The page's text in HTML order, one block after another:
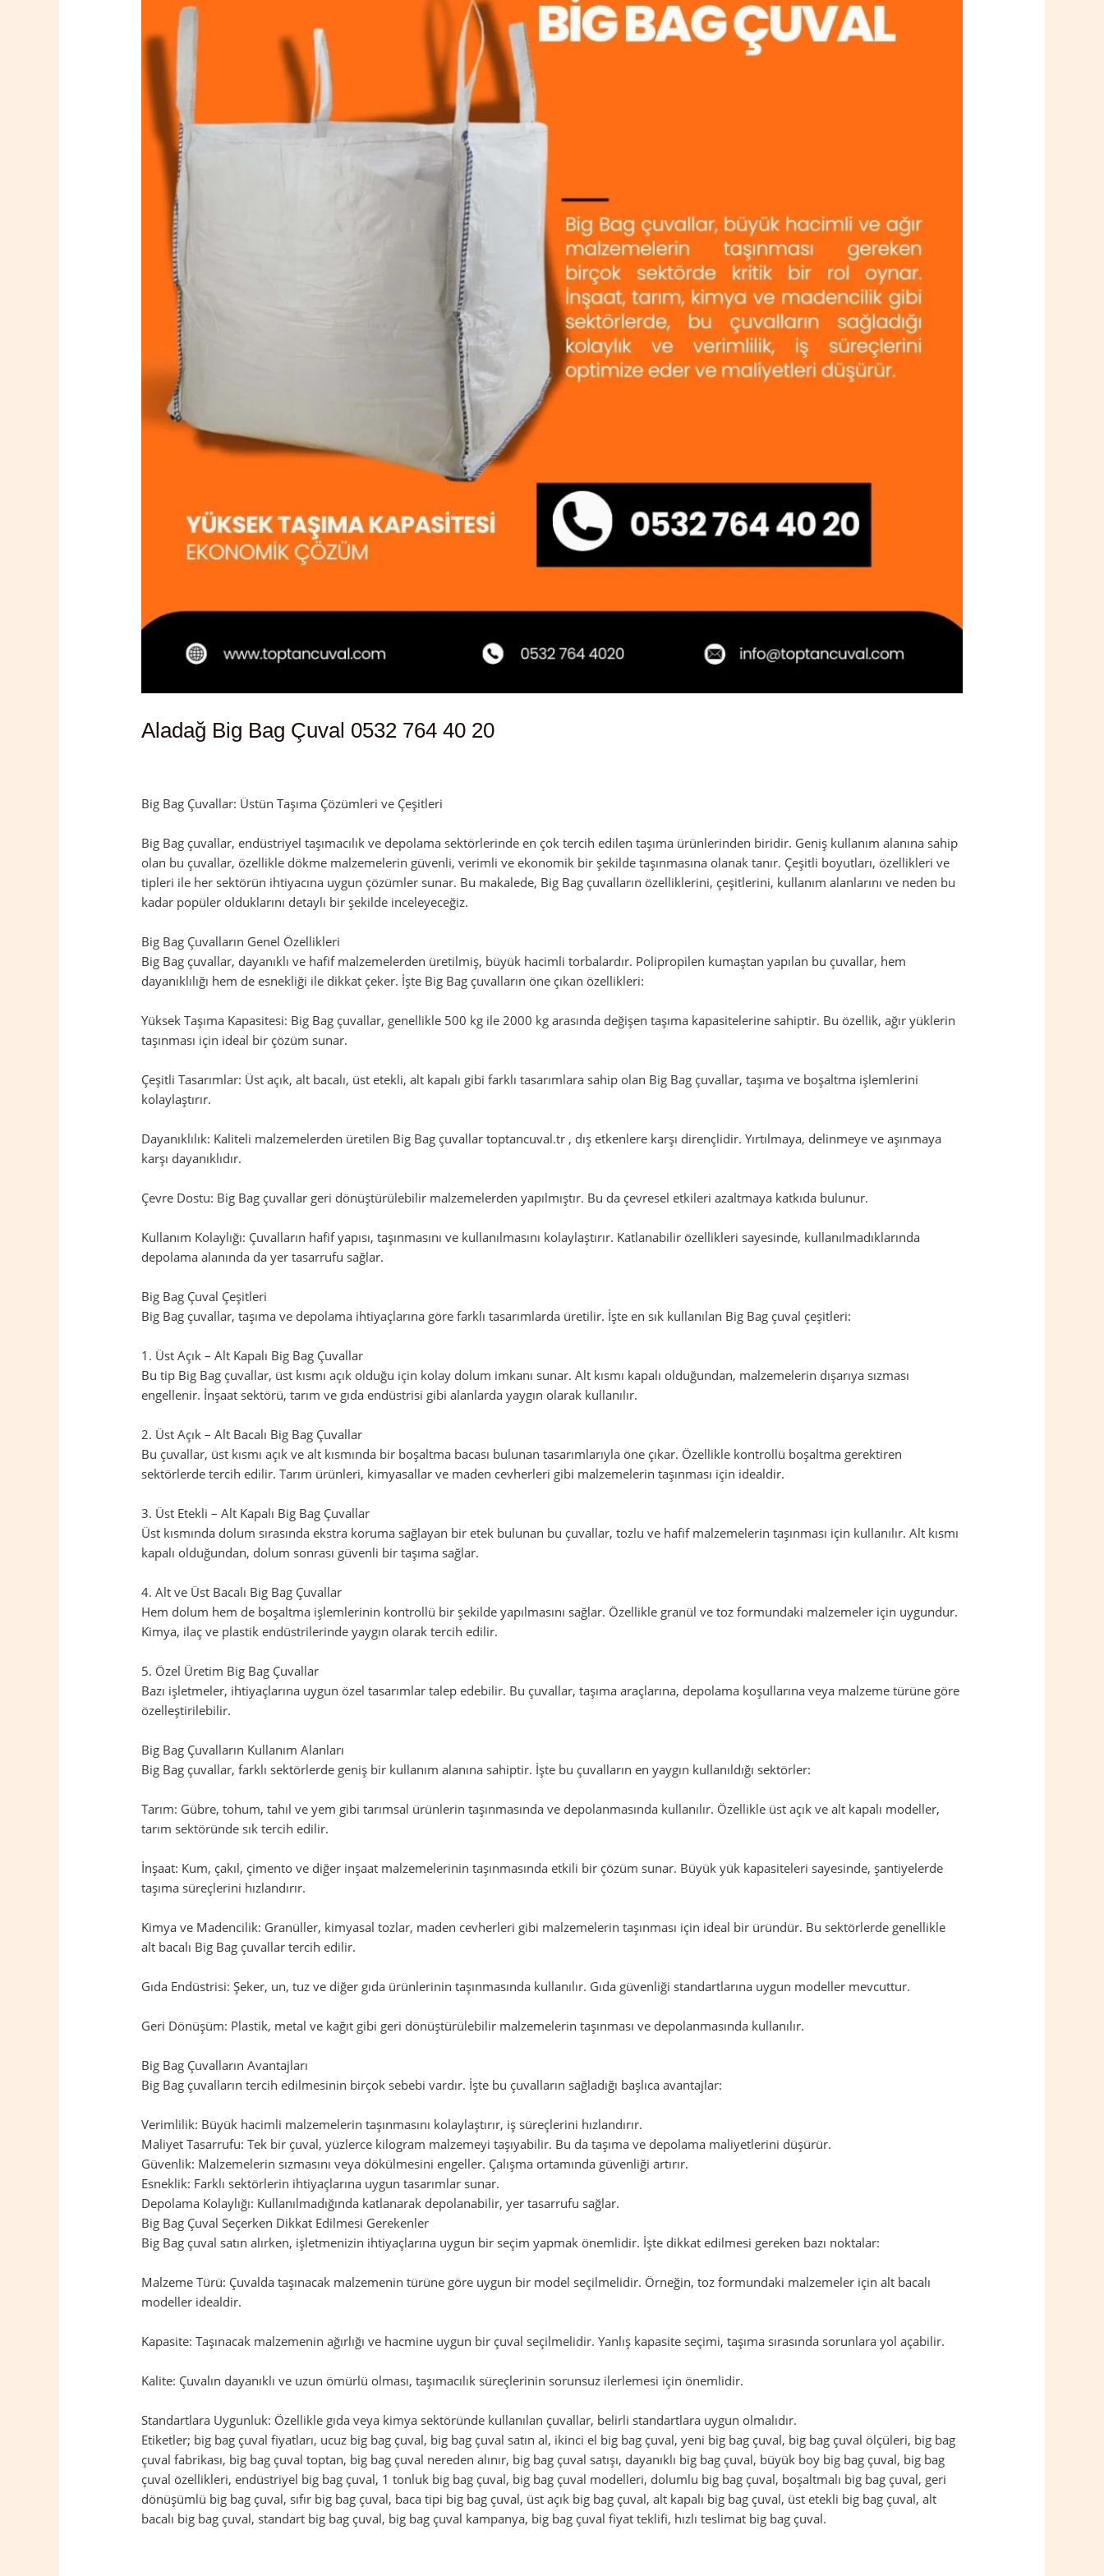
Aladağ Big Bag Çuval 0532 764 40 20
Big Bag Çuvallar: Üstün Taşıma Çözümleri ve Çeşitleri
Big Bag çuvallar, endüstriyel taşımacılık ve depolama sektörlerinde en çok tercih edilen taşıma ürünlerinden biridir. Geniş kullanım alanına sahip
olan bu çuvallar, özellikle dökme malzemelerin güvenli, verimli ve ekonomik bir şekilde taşınmasına olanak tanır. Çeşitli boyutları, özellikleri ve
tipleri ile her sektörün ihtiyacına uygun çözümler sunar. Bu makalede, Big Bag çuvalların özelliklerini, çeşitlerini, kullanım alanlarını ve neden bu
kadar popüler olduklarını detaylı bir şekilde inceleyeceğiz.
Big Bag Çuvalların Genel Özellikleri
Big Bag çuvallar, dayanıklı ve hafif malzemelerden üretilmiş, büyük hacimli torbalardır. Polipropilen kumaştan yapılan bu çuvallar, hem
dayanıklılığı hem de esnekliği ile dikkat çeker. İşte Big Bag çuvalların öne çıkan özellikleri:
Yüksek Taşıma Kapasitesi: Big Bag çuvallar, genellikle 500 kg ile 2000 kg arasında değişen taşıma kapasitelerine sahiptir. Bu özellik, ağır yüklerin
taşınması için ideal bir çözüm sunar.
Çeşitli Tasarımlar: Üst açık, alt bacalı, üst etekli, alt kapalı gibi farklı tasarımlara sahip olan Big Bag çuvallar, taşıma ve boşaltma işlemlerini
kolaylaştırır.
Dayanıklılık: Kaliteli malzemelerden üretilen Big Bag çuvallar toptancuval.tr , dış etkenlere karşı dirençlidir. Yırtılmaya, delinmeye ve aşınmaya
karşı dayanıklıdır.
Çevre Dostu: Big Bag çuvallar geri dönüştürülebilir malzemelerden yapılmıştır. Bu da çevresel etkileri azaltmaya katkıda bulunur.
Kullanım Kolaylığı: Çuvalların hafif yapısı, taşınmasını ve kullanılmasını kolaylaştırır. Katlanabilir özellikleri sayesinde, kullanılmadıklarında
depolama alanında da yer tasarrufu sağlar.
Big Bag Çuval Çeşitleri
Big Bag çuvallar, taşıma ve depolama ihtiyaçlarına göre farklı tasarımlarda üretilir. İşte en sık kullanılan Big Bag çuval çeşitleri:
1. Üst Açık – Alt Kapalı Big Bag Çuvallar
Bu tip Big Bag çuvallar, üst kısmı açık olduğu için kolay dolum imkanı sunar. Alt kısmı kapalı olduğundan, malzemelerin dışarıya sızması
engellenir. İnşaat sektörü, tarım ve gıda endüstrisi gibi alanlarda yaygın olarak kullanılır.
2. Üst Açık – Alt Bacalı Big Bag Çuvallar
Bu çuvallar, üst kısmı açık ve alt kısmında bir boşaltma bacası bulunan tasarımlarıyla öne çıkar. Özellikle kontrollü boşaltma gerektiren
sektörlerde tercih edilir. Tarım ürünleri, kimyasallar ve maden cevherleri gibi malzemelerin taşınması için idealdir.
3. Üst Etekli – Alt Kapalı Big Bag Çuvallar
Üst kısmında dolum sırasında ekstra koruma sağlayan bir etek bulunan bu çuvallar, tozlu ve hafif malzemelerin taşınması için kullanılır. Alt kısmı
kapalı olduğundan, dolum sonrası güvenli bir taşıma sağlar.
4. Alt ve Üst Bacalı Big Bag Çuvallar
Hem dolum hem de boşaltma işlemlerinin kontrollü bir şekilde yapılmasını sağlar. Özellikle granül ve toz formundaki malzemeler için uygundur.
Kimya, ilaç ve plastik endüstrilerinde yaygın olarak tercih edilir.
5. Özel Üretim Big Bag Çuvallar
Bazı işletmeler, ihtiyaçlarına uygun özel tasarımlar talep edebilir. Bu çuvallar, taşıma araçlarına, depolama koşullarına veya malzeme türüne göre
özelleştirilebilir.
Big Bag Çuvalların Kullanım Alanları
Big Bag çuvallar, farklı sektörlerde geniş bir kullanım alanına sahiptir. İşte bu çuvalların en yaygın kullanıldığı sektörler:
Tarım: Gübre, tohum, tahıl ve yem gibi tarımsal ürünlerin taşınmasında ve depolanmasında kullanılır. Özellikle üst açık ve alt kapalı modeller,
tarım sektöründe sık tercih edilir.
İnşaat: Kum, çakıl, çimento ve diğer inşaat malzemelerinin taşınmasında etkili bir çözüm sunar. Büyük yük kapasiteleri sayesinde, şantiyelerde
taşıma süreçlerini hızlandırır.
Kimya ve Madencilik: Granüller, kimyasal tozlar, maden cevherleri gibi malzemelerin taşınması için ideal bir üründür. Bu sektörlerde genellikle
alt bacalı Big Bag çuvallar tercih edilir.
Gıda Endüstrisi: Şeker, un, tuz ve diğer gıda ürünlerinin taşınmasında kullanılır. Gıda güvenliği standartlarına uygun modeller mevcuttur.
Geri Dönüşüm: Plastik, metal ve kağıt gibi geri dönüştürülebilir malzemelerin taşınması ve depolanmasında kullanılır.
Big Bag Çuvalların Avantajları
Big Bag çuvalların tercih edilmesinin birçok sebebi vardır. İşte bu çuvalların sağladığı başlıca avantajlar:
Verimlilik: Büyük hacimli malzemelerin taşınmasını kolaylaştırır, iş süreçlerini hızlandırır.
Maliyet Tasarrufu: Tek bir çuval, yüzlerce kilogram malzemeyi taşıyabilir. Bu da taşıma ve depolama maliyetlerini düşürür.
Güvenlik: Malzemelerin sızmasını veya dökülmesini engeller. Çalışma ortamında güvenliği artırır.
Esneklik: Farklı sektörlerin ihtiyaçlarına uygun tasarımlar sunar.
Depolama Kolaylığı: Kullanılmadığında katlanarak depolanabilir, yer tasarrufu sağlar.
Big Bag Çuval Seçerken Dikkat Edilmesi Gerekenler
Big Bag çuval satın alırken, işletmenizin ihtiyaçlarına uygun bir seçim yapmak önemlidir. İşte dikkat edilmesi gereken bazı noktalar:
Malzeme Türü: Çuvalda taşınacak malzemenin türüne göre uygun bir model seçilmelidir. Örneğin, toz formundaki malzemeler için alt bacalı
modeller idealdir.
Kapasite: Taşınacak malzemenin ağırlığı ve hacmine uygun bir çuval seçilmelidir. Yanlış kapasite seçimi, taşıma sırasında sorunlara yol açabilir.
Kalite: Çuvalın dayanıklı ve uzun ömürlü olması, taşımacılık süreçlerinin sorunsuz ilerlemesi için önemlidir.
Standartlara Uygunluk: Özellikle gıda veya kimya sektöründe kullanılan çuvallar, belirli standartlara uygun olmalıdır.
Etiketler; big bag çuval fiyatları, ucuz big bag çuval, big bag çuval satın al, ikinci el big bag çuval, yeni big bag çuval, big bag çuval ölçüleri, big bag
çuval fabrikası, big bag çuval toptan, big bag çuval nereden alınır, big bag çuval satışı, dayanıklı big bag çuval, büyük boy big bag çuval, big bag
çuval özellikleri, endüstriyel big bag çuval, 1 tonluk big bag çuval, big bag çuval modelleri, dolumlu big bag çuval, boşaltmalı big bag çuval, geri
dönüşümlü big bag çuval, sıfır big bag çuval, baca tipi big bag çuval, üst açık big bag çuval, alt kapalı big bag çuval, üst etekli big bag çuval, alt
bacalı big bag çuval, standart big bag çuval, big bag çuval kampanya, big bag çuval fiyat teklifi, hızlı teslimat big bag çuval.